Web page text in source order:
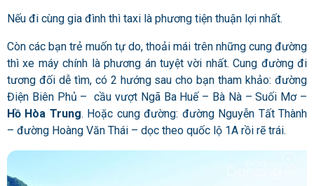
Nếu đi cùng gia đình thì taxi là phương tiện thuận lợi nhất.
Còn các bạn trẻ muốn tự do, thoải mái trên những cung đường
thì xe máy chính là phương án tuyệt vời nhất. Cung đường đi
tương đối dễ tìm, có 2 hướng sau cho bạn tham khảo: đường
Điện Biên Phủ – cầu vượt Ngã Ba Huế – Bà Nà – Suối Mơ –
Hồ Hòa Trung. Hoặc cung đường: đường Nguyễn Tất Thành
– đường Hoàng Văn Thái – dọc theo quốc lộ 1A rồi rẽ trái.